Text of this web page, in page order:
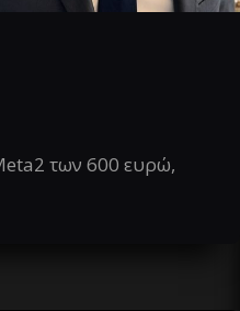
των 600 ευρώ,